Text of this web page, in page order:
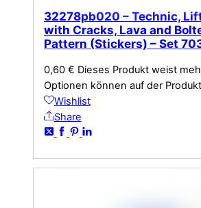
32278pb020 – Technic,
with Cracks, Lava and
Pattern (Stickers) – Set
0,60 € Dieses Produkt weist
Optionen können auf der
Wishlist
Share